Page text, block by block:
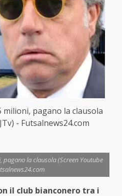
milioni, pagano la clausola
- Futsalnews24.com
pagano la clausola (Screen Youtube
il club bianconero tra i